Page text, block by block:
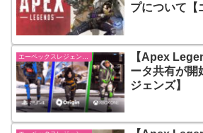
プについて【
【Apex
ータ共有が開
ジェンズ】